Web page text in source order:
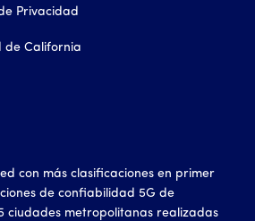
Privacidad
de California
con más clasificaciones en primer
de confiabilidad 5G de
ciudades metropolitanas realizadas